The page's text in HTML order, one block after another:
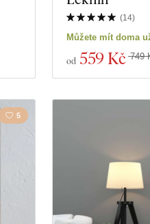
(14)
Můžete mít doma
od 559 Kč 749
5